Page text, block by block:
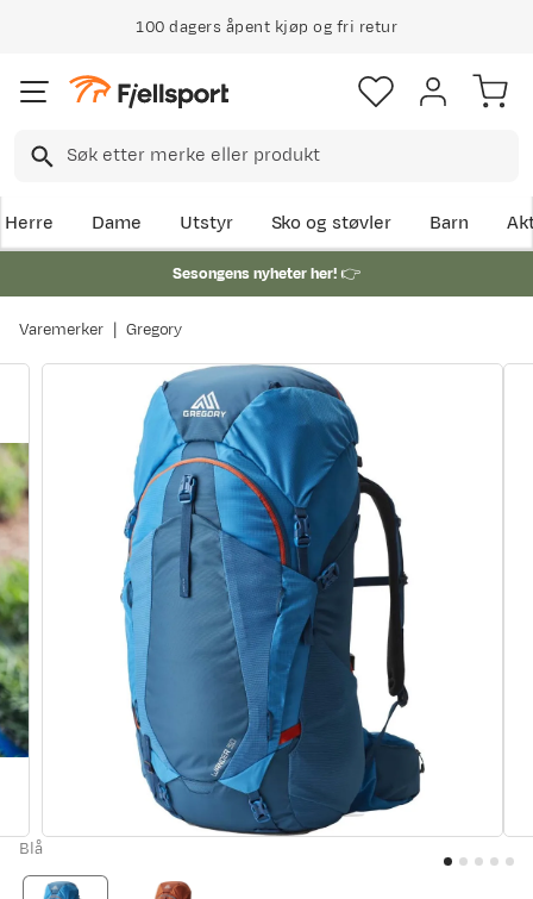
100 dagers åpent kjøp og fri retur
Herre Dame Utstyr Sko og støvler Barn
Sesongens nyheter her!👉
Varemerker Gregory
Blå